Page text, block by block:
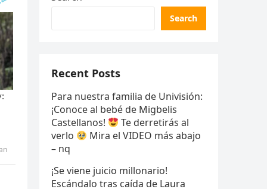
Search
Recent Posts
Para nuestra familia de Univisión:
¡Conoce al bebé de Migbelis
Castellanos!
Te derretirás al
verlo
Mira el VIDEO más abajo
– nq
¡Se viene juicio millonario!
Escándalo tras caída de Laura